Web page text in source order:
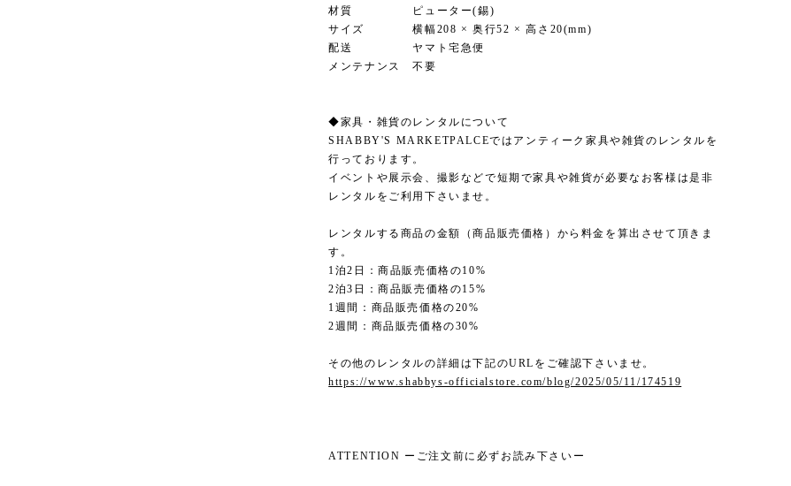
材質 ピューター(錫)
サイズ 横幅208 × 奥行52 × 高さ20(mm)
配送 ヤマト宅急便
メンテナンス 不要
◆家具・雑貨のレンタルについて
SHABBY'S MARKETPALCEではアンティーク家具や雑貨のレンタルを
行っております。
イベントや展示会、撮影などで短期で家具や雑貨が必要なお客様は是非
レンタルをご利用下さいませ。
レンタルする商品の金額（商品販売価格）から料金を算出させて頂きま
す。
1泊2日：商品販売価格の10%
2泊3日：商品販売価格の15%
1週間：商品販売価格の20%
2週間：商品販売価格の30%
その他のレンタルの詳細は下記のURLをご確認下さいませ。
https://www.shabbys-officialstore.com/blog/2025/05/11/174519
ATTENTION ーご注文前に必ずお読み下さいー